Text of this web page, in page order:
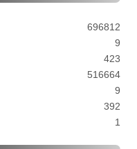
696812
9
423
516664
9
392
1